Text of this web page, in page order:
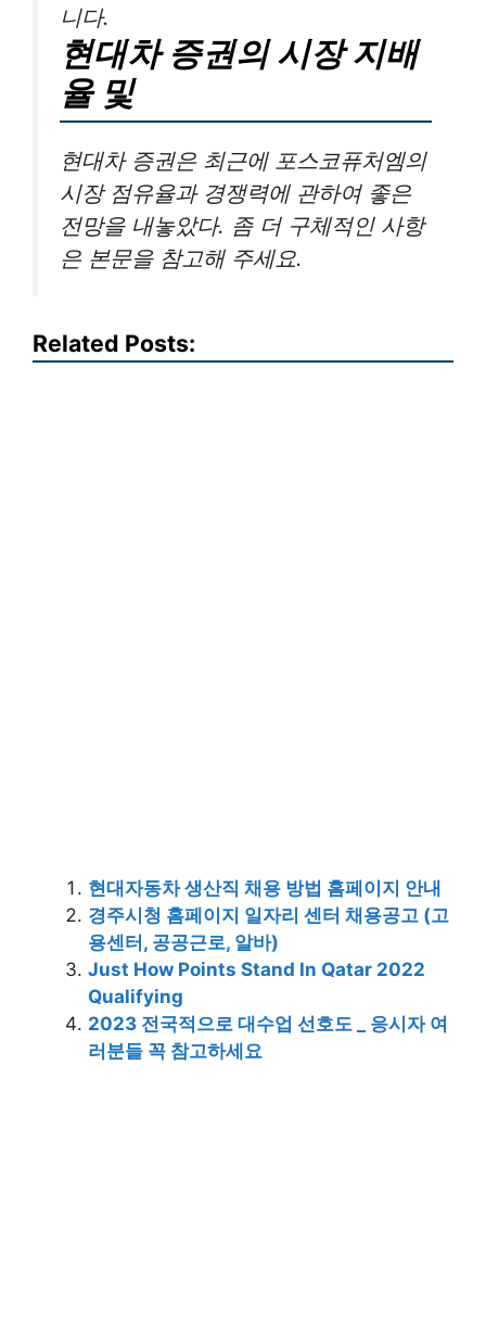
니다.
현대차 증권의 시장 지배
율 및
현대차 증권은 최근에 포스코퓨처엠의
시장 점유율과 경쟁력에 관하여 좋은
전망을 내놓았다. 좀 더 구체적인 사항
은 본문을 참고해 주세요.
Related Posts:
현대자동차 생산직 채용 방법 홈페이지 안내
경주시청 홈페이지 일자리 센터 채용공고 (고
용센터, 공공근로, 알바)
Just How Points Stand In Qatar 2022
Qualifying
2023 전국적으로 대수업 선호도 _ 응시자 여
러분들 꼭 참고하세요